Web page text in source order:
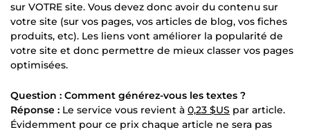
sur VOTRE site. Vous devez donc avoir du contenu sur
votre site (sur vos pages, vos articles de blog, vos fiches
produits, etc). Les liens vont améliorer la popularité de
votre site et donc permettre de mieux classer vos pages
optimisées.
Question : Comment générez-vous les textes ?
Réponse : Le service vous revient à 0,23 $US par article.
Évidemment pour ce prix chaque article ne sera pas